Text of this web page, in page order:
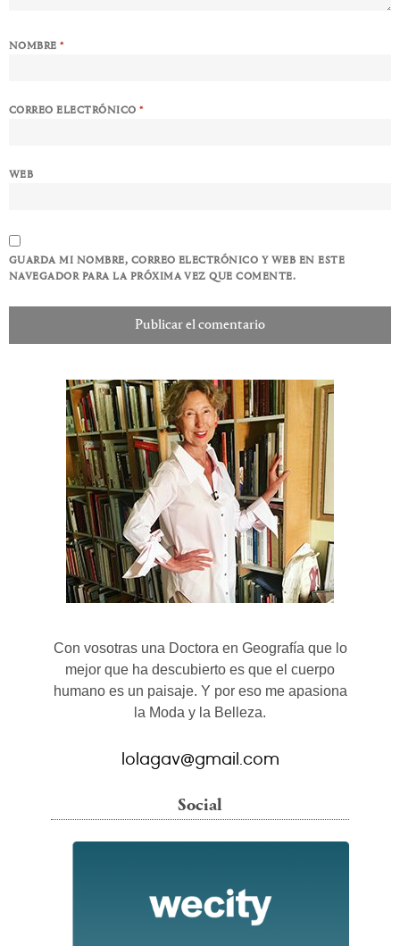
NOMBRE*
CORREO ELECTRÓNICO*
WEB
GUARDA MI NOMBRE, CORREO ELECTRÓNICO Y WEB EN ESTE
NAVEGADOR PARA LA PRÓXIMA VEZ QUE COMENTE.
Con vosotras una Doctora en Geografía que lo
mejor que ha descubierto es que el cuerpo
humano es un paisaje. Y por eso me apasiona
la Moda y la Belleza.
lolagav@gmail.com
Social